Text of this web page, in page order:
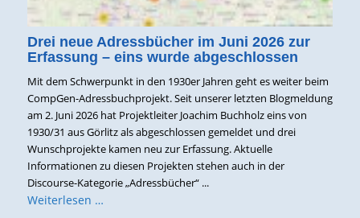
Drei neue Adressbücher im Juni 2026 zur
Erfassung – eins wurde abgeschlossen
Mit dem Schwerpunkt in den 1930er Jahren geht es weiter beim
CompGen-Adressbuchprojekt. Seit unserer letzten Blogmeldung
am 2. Juni 2026 hat Projektleiter Joachim Buchholz eins von
1930/31 aus Görlitz als abgeschlossen gemeldet und drei
Wunschprojekte kamen neu zur Erfassung. Aktuelle
Informationen zu diesen Projekten stehen auch in der
Discourse-Kategorie „Adressbücher“ ...
Weiterlesen …